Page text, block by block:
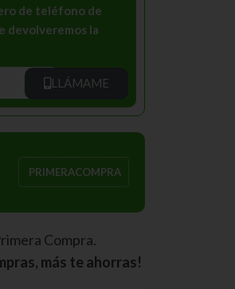
de teléfono de
devolveremos la
LLÁMAME
PRIMERACOMPRA
Compra.
más te ahorras!